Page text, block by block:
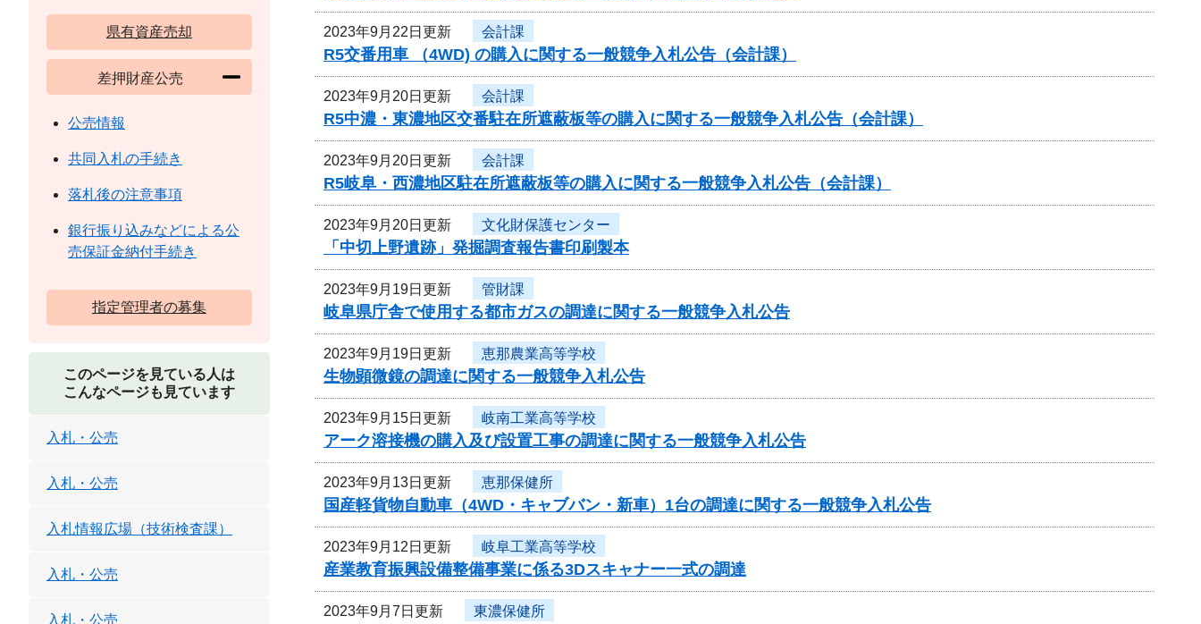
2023年9月22日更新 会計課
R5交番用車 （4WD) の購入に関する一般競争入札公告（会計課）
2023年9月20日更新 会計課
R5中濃・東濃地区交番駐在所遮蔽板等の購入に関する一般競争入札公告（会計課）
2023年9月20日更新 会計課
R5岐阜・西濃地区駐在所遮蔽板等の購入に関する一般競争入札公告（会計課）
2023年9月20日更新 文化財保護センター
「中切上野遺跡」発掘調査報告書印刷製本
2023年9月19日更新 管財課
岐阜県庁舎で使用する都市ガスの調達に関する一般競争入札公告
2023年9月19日更新 恵那農業高等学校
生物顕微鏡の調達に関する一般競争入札公告
2023年9月15日更新 岐南工業高等学校
アーク溶接機の購入及び設置工事の調達に関する一般競争入札公告
2023年9月13日更新 恵那保健所
国産軽貨物自動車（4WD・キャブバン・新車）1台の調達に関する一般競争入札公告
2023年9月12日更新 岐阜工業高等学校
産業教育振興設備整備事業に係る3Dスキャナー一式の調達
2023年9月7日更新 東濃保健所
県有資産売却
差押財産公売
公売情報
共同入札の手続き
落札後の注意事項
銀行振り込みなどによる公
売保証金納付手続き
指定管理者の募集
このページを見ている人は
こんなページも見ています
入札・公売
入札・公売
入札情報広場（技術検査課）
入札・公売
入札・公売